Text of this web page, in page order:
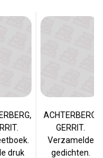
druk
ACHTERBERG,
GERRIT.
Verzamelde
gedichten.